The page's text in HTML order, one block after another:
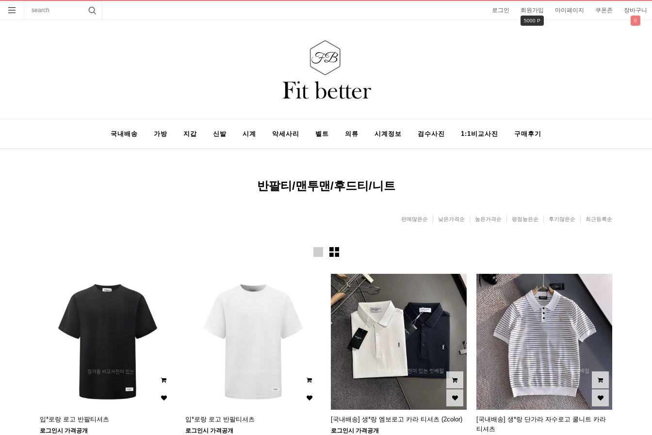
로그인 회원가입
5000 P
마이페이지 쿠폰존 장바구니
0
국내배송 가방 지갑 신발 시계 악세사리 벨트 의류 시계정보 검수사진 1:1비교사진 구매후기
반팔티/맨투맨/후드티/니트
판매많은순 낮은가격순 높은가격순 평점높은순 후기많은순 최근등록순
입*로랑 로고 반팔티셔츠
로그인시 가격공개
입*로랑 로고 반팔티셔츠
로그인시 가격공개
[국내배송] 생*랑 엠보로고 카라 티셔츠 (2color)
로그인시 가격공개
[국내배송] 생*랑 단가라 자수로고 쿨니트 카라
티셔츠